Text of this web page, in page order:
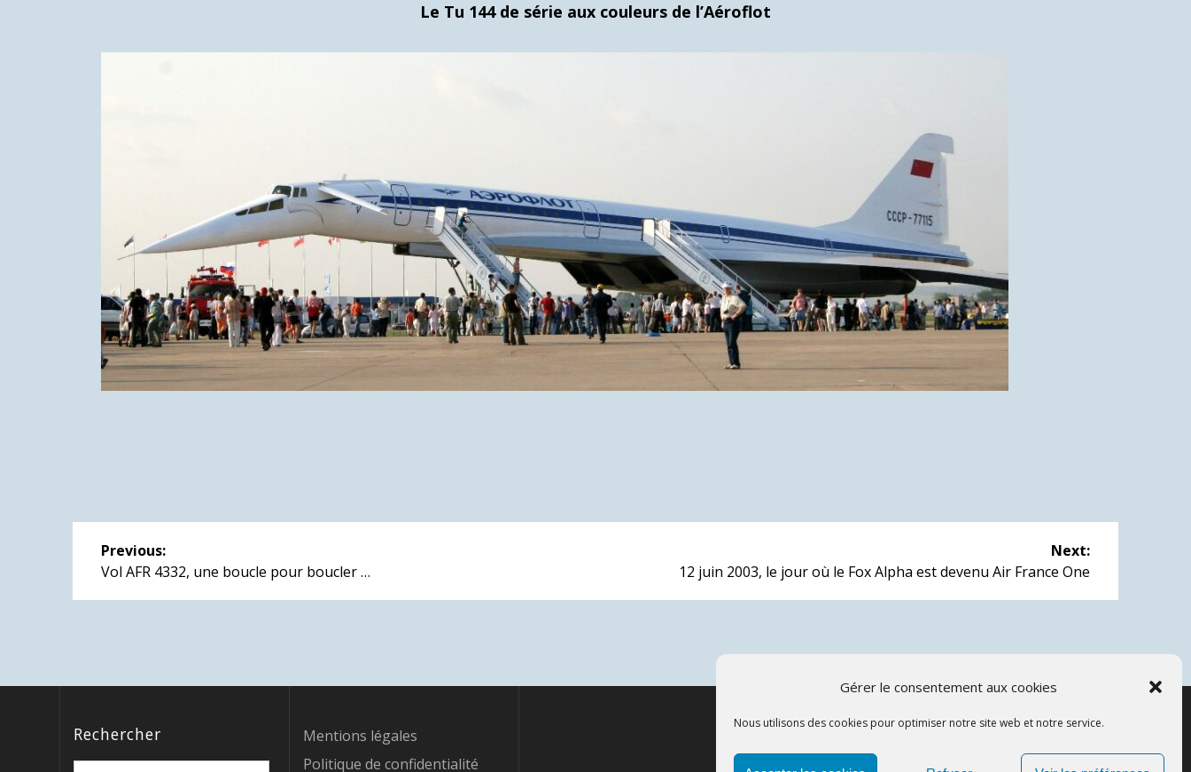
Gérer le consentement aux cookies
Nous utilisons des cookies pour optimiser notre site web et notre service.
Le Tu 144 de série aux couleurs de l’Aéroflot
Navigation
de
Previous:
Previous
Vol AFR 4332, une boucle pour boucler …
Next:
Next
12 juin 2003, le jour où le Fox Alpha est devenu Air France One
Rechercher
Mentions légales
Politique de confidentialité